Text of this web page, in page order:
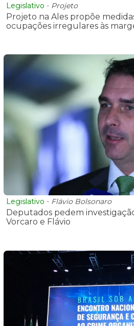
Legislativo - Projeto
Projeto na Ales propõe
ocupações irregulares às
Legislativo - Flávio Bolsonaro
Deputados pedem
Vorcaro e Flávio